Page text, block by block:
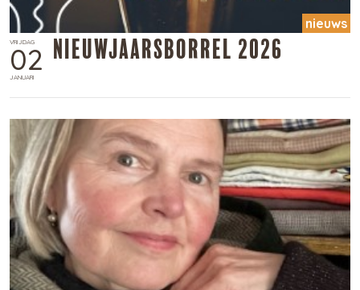
nieuws
VRIJDAG
02
JANUARI
Nieuwjaarsborrel 2026